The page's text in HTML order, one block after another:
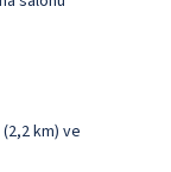
km) ve